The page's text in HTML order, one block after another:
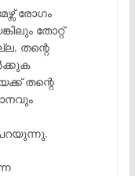
രോഗം
തോറ്റ്
തന്റെ
തന്റെ